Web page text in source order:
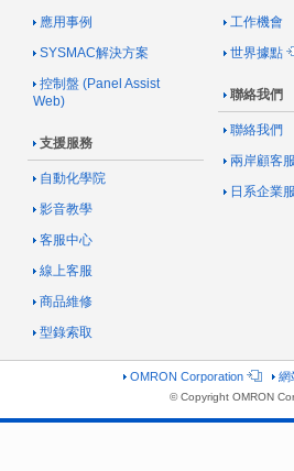
應用事例
SYSMAC解決方案
控制盤 (Panel Assist
Web)
支援服務
自動化學院
影音教學
客服中心
線上客服
商品維修
型錄索取
工作機會
世界據點
聯絡我們
聯絡我們
兩岸顧客
日系企業
OMRON Corporation 網
© Copyright OMRON